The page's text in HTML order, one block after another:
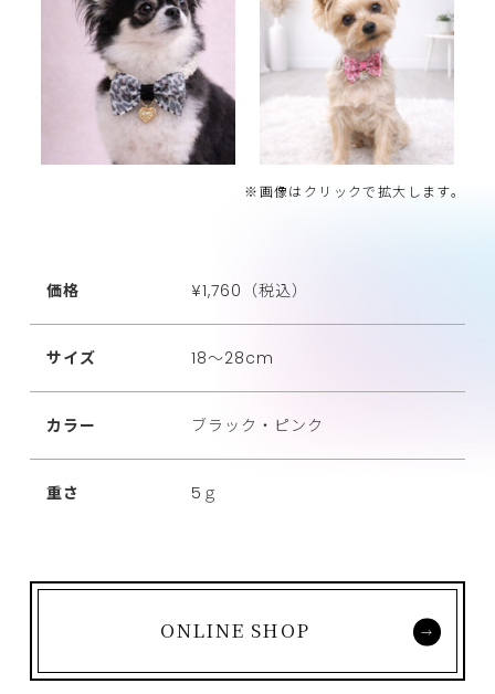
※画像はクリックで拡大します。
価格 ¥1,760（税込）
サイズ 18～28cm
カラー ブラック・ピンク
重さ 5ｇ
ONLINE SHOP